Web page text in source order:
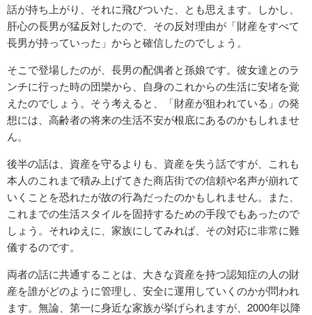
話が持ち上がり、それに飛びついた、とも思えます。しかし、
肝心の長男が猛反対したので、その反対理由が「財産をすべて
長男が持っていった」からと確信したのでしょう。
そこで登場したのが、長男の配偶者と孫娘です。彼女達とのラ
ンチに行った時の団欒から、自身のこれからの生活に安堵を覚
えたのでしょう。そう考えると、「財産が狙われている」の発
想には、高齢者の将来の生活不安が根底にあるのかもしれませ
ん。
後半の話は、資産を守るよりも、資産を失う話ですが、これも
本人のこれまで積み上げてきた商店街での信頼や名声が崩れて
いくことを恐れたが故の行為だったのかもしれません。また、
これまでの生活スタイルを固持するための手段でもあったので
しょう。それゆえに、家族にしてみれば、その対応に非常に難
儀するのです。
両者の話に共通することは、大きな資産を持つ認知症の人の財
産を誰がどのように管理し、安全に運用していくのかが問われ
ます。無論、第一に身近な家族が挙げられますが、2000年以降